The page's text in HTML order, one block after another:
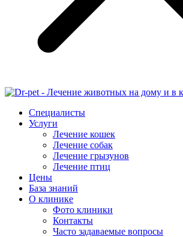
Специалисты
Услуги
Лечение кошек
Лечение собак
Лечение грызунов
Лечение птиц
Цены
База знаний
О клинике
Фото клиники
Контакты
Часто задаваемые вопросы